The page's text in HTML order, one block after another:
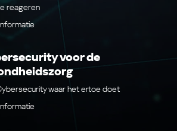
reageren
voor de
waar het ertoe doet